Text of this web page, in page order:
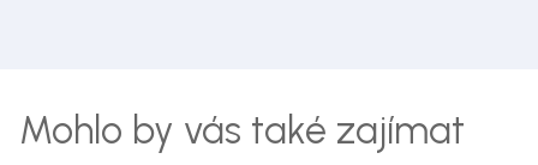
Mohlo by vás také zajímat